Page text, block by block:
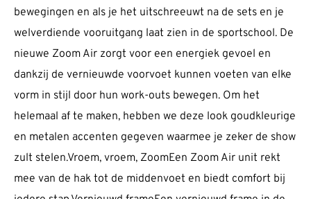
bewegingen en als je het uitschreeuwt na de sets en je
welverdiende vooruitgang laat zien in de sportschool. De
nieuwe Zoom Air zorgt voor een energiek gevoel en
dankzij de vernieuwde voorvoet kunnen voeten van elke
vorm in stijl door hun work-outs bewegen. Om het
helemaal af te maken, hebben we deze look goudkleurige
en metalen accenten gegeven waarmee je zeker de show
zult stelen.Vroem, vroem, ZoomEen Zoom Air unit rekt
mee van de hak tot de middenvoet en biedt comfort bij